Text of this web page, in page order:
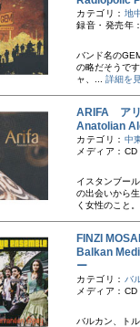
カテゴリ： 地
録音・発売年
バンド名の
の略だそうで
ャ、... 詳細を
ARIFA ア
Anatolian
カテゴリ： 中
メディア：CD
イスタンブー
の出会いから
く女性のこと
FINZI
Balkan
ー
カテゴリ： バ
メディア：CD
バルカン、ト